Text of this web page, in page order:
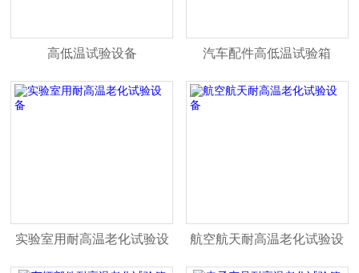
高低温试验设备 汽车配件高低温试验箱
实验室用耐高温老化试验设
备
航空航天耐高温老化试验设
备